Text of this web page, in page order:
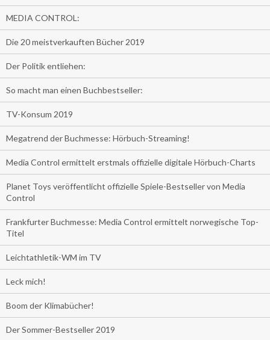
MEDIA CONTROL:
Die 20 meistverkauften Bücher 2019
Der Politik entliehen:
So macht man einen Buchbestseller:
TV-Konsum 2019
Megatrend der Buchmesse: Hörbuch-Streaming!
Media Control ermittelt erstmals offizielle digitale Hörbuch-Charts
Planet Toys veröffentlicht offizielle Spiele-Bestseller von Media
Control
Frankfurter Buchmesse: Media Control ermittelt norwegische Top-
Titel
Leichtathletik-WM im TV
Leck mich!
Boom der Klimabücher!
Der Sommer-Bestseller 2019